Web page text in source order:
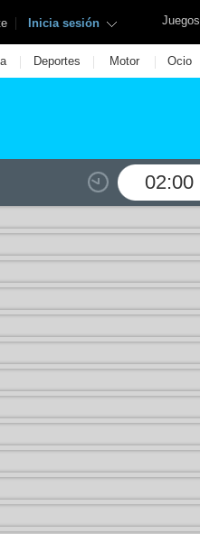
Juegos
| Inicia sesión
| Deportes | Motor | Ocio
02:00